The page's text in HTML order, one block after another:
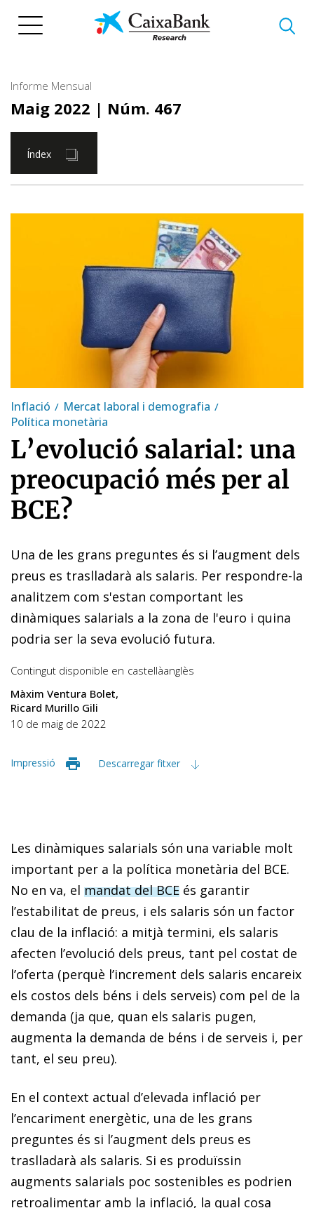
Informe Mensual
Maig 2022 | Núm. 467
Índex
Inflació
Mercat laboral i demografia
Política monetària
L’evolució salarial: una
preocupació més per al
BCE?
Una de les grans preguntes és si l’augment dels
preus es traslladarà als salaris. Per respondre-la
analitzem com s'estan comportant les
dinàmiques salarials a la zona de l'euro i quina
podria ser la seva evolució futura.
Contingut disponible en castellàanglès
Màxim Ventura Bolet
Ricard Murillo Gili
10 de maig de 2022
Impressió Descarregar fitxer
Les dinàmiques salarials són una variable molt
important per a la política monetària del BCE.
No en va, el mandat del BCE és garantir
l’estabilitat de preus, i els salaris són un factor
clau de la inflació: a mitjà termini, els salaris
afecten l’evolució dels preus, tant pel costat de
l’oferta (perquè l’increment dels salaris encareix
els costos dels béns i dels serveis) com pel de la
demanda (ja que, quan els salaris pugen,
augmenta la demanda de béns i de serveis i, per
tant, el seu preu).
En el context actual d’elevada inflació per
l’encariment energètic, una de les grans
preguntes és si l’augment dels preus es
traslladarà als salaris. Si es produïssin
augments salarials poc sostenibles es podrien
retroalimentar amb la inflació, la qual cosa